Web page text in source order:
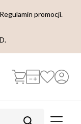
Regulamin promocji.